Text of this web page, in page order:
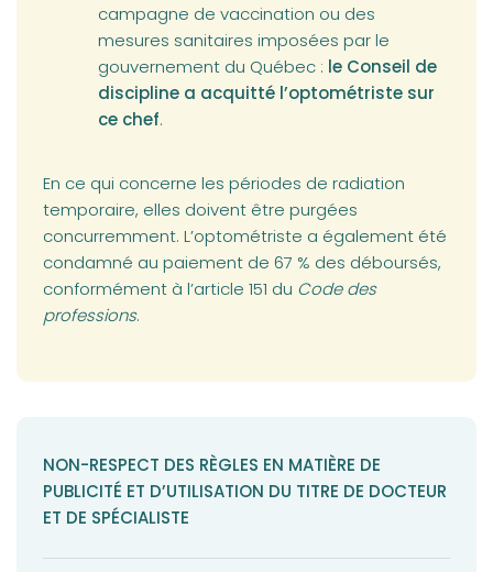
campagne de vaccination ou des
mesures sanitaires imposées par le
gouvernement du Québec : le Conseil de
discipline a acquitté l’optométriste sur
ce chef.
En ce qui concerne les périodes de radiation
temporaire, elles doivent être purgées
concurremment. L’optométriste a également été
condamné au paiement de 67 % des déboursés,
conformément à l’article 151 du Code des
professions.
NON-RESPECT DES RÈGLES EN MATIÈRE DE
PUBLICITÉ ET D’UTILISATION DU TITRE DE DOCTEUR
ET DE SPÉCIALISTE